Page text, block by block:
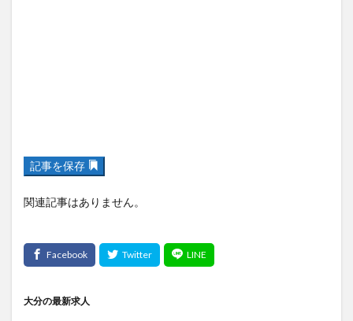
記事を保存
関連記事はありません。
大分の最新求人